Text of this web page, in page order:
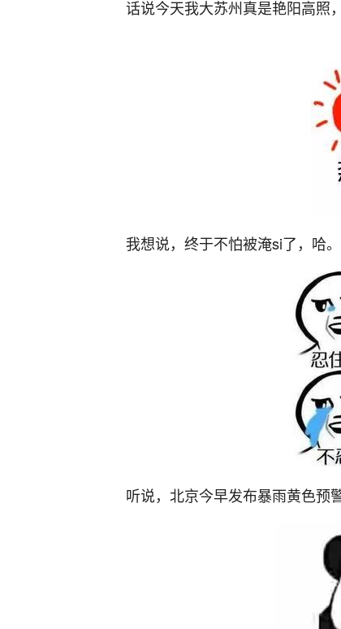
话说今天我大苏州真是艳阳高照
我想说，终于不怕被淹si了，哈
听说，北京今早发布暴雨黄色预